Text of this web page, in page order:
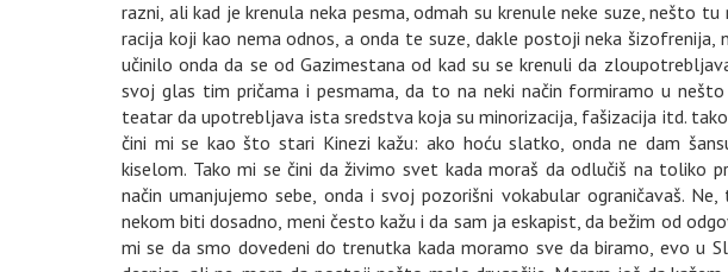
razni, ali kad je krenula neka pesma, odmah su krenule neke suze, nešto
racija koji kao nema odnos, a onda te suze, dakle postoji neka šizofrenija,
učinilo onda da se od Gazimestana od kad su se krenuli da
svoj glas tim pričama i pesmama, da to na neki način formiramo u
teatar da upotrebljava ista sredstva koja su minorizacija, fašizacija itd.
čini mi se kao što stari Kinezi kažu: ako hoću slatko, onda ne dam
kiselom. Tako mi se čini da živimo svet kada moraš da odlučiš na toliko
način umanjujemo sebe, onda i svoj pozorišni vokabular ograničavaš.
nekom biti dosadno, meni često kažu i da sam ja eskapist, da bežim od
mi se da smo dovedeni do trenutka kada moramo sve da biramo, evo u